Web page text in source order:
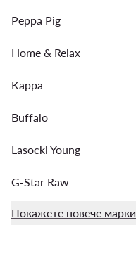
Peppa Pig
Home & Relax
Kappa
Buffalo
Lasocki Young
G-Star Raw
Покажете повече марки